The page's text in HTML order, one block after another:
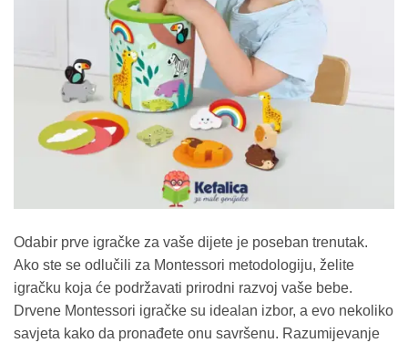
Odabir prve igračke za vaše dijete je poseban trenutak.
Ako ste se odlučili za Montessori metodologiju, želite
igračku koja će podržavati prirodni razvoj vaše bebe.
Drvene Montessori igračke su idealan izbor, a evo nekoliko
savjeta kako da pronađete onu savršenu. Razumijevanje